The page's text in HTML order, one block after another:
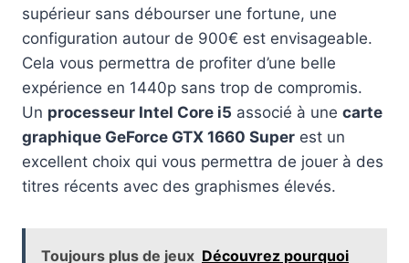
supérieur sans débourser une fortune, une
configuration autour de 900€ est envisageable.
Cela vous permettra de profiter d’une belle
expérience en 1440p sans trop de compromis.
Un processeur Intel Core i5 associé à une carte
graphique GeForce GTX 1660 Super est un
excellent choix qui vous permettra de jouer à des
titres récents avec des graphismes élevés.
Toujours plus de jeux Découvrez pourquoi